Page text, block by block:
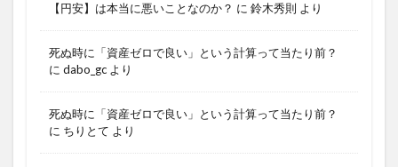
【円安】は本当に悪いことなのか？ に 鈴木秀則 より
死ぬ時に「資産ゼロで良い」という計算って当たり前？
に dabo_gc より
死ぬ時に「資産ゼロで良い」という計算って当たり前？
に ちりとて より